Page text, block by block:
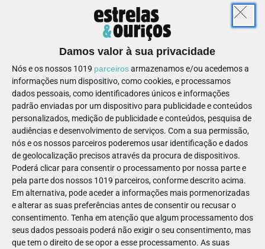
Damos valor à sua privacidade
Nós e os nossos 1019 parceirosarmazenamos e/ou acedemos a
informações num dispositivo, como cookies, e processamos
dados pessoais, como identificadores únicos e informações
padrão enviadas por um dispositivo para publicidade e conteúdos
personalizados, medição de publicidade e conteúdos, pesquisa de
audiências e desenvolvimento de serviços. Com a sua permissão,
nós e os nossos parceiros poderemos usar identificação e dados
de geolocalização precisos através da procura de dispositivos.
Poderá clicar para consentir o processamento por nossa parte e
pela parte dos nossos 1019 parceiros, conforme descrito acima.
Em alternativa, pode aceder a informações mais pormenorizadas
e alterar as suas preferências antes de consentir ou recusar o
consentimento. Tenha em atenção que algum processamento dos
seus dados pessoais poderá não exigir o seu consentimento, mas
que tem o direito de se opor a esse processamento. As suas
ABR 19
142626947662278